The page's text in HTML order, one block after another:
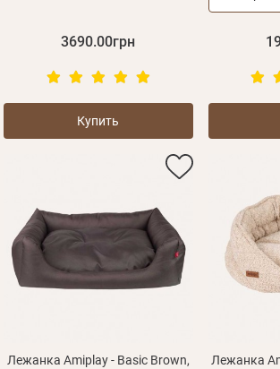
3690.00грн
Купить
Лежанка Amiplay - Basic Brown,
Лежанка